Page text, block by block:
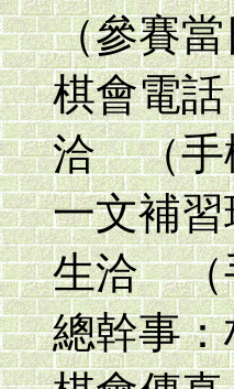
（參賽
棋會電
洽 （手
一文補
生洽 （
總幹事